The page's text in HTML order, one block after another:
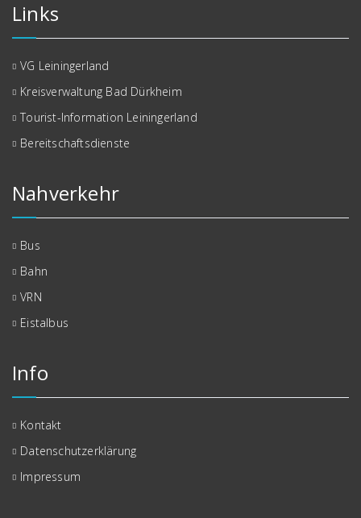
Links
VG Leiningerland
Kreisverwaltung Bad Dürkheim
Tourist-Information Leiningerland
Bereitschaftsdienste
Nahverkehr
Bus
Bahn
VRN
Eistalbus
Info
Kontakt
Datenschutzerklärung
Impressum